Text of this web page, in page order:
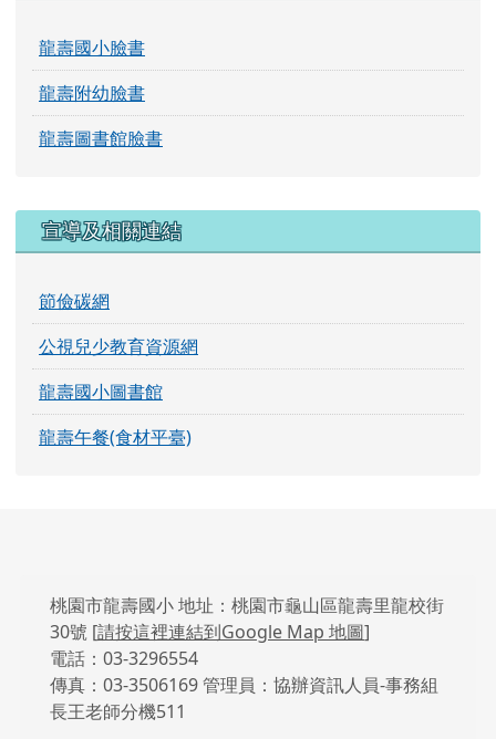
龍壽國小臉書
龍壽附幼臉書
龍壽圖書館臉書
宣導及相關連結
節儉碳網
公視兒少教育資源網
龍壽國小圖書館
龍壽午餐(食材平臺)
頁尾區域內容
桃園市龍壽國小 地址：桃園市龜山區龍壽里龍校街
30號 [請按這裡連結到Google Map 地圖]
電話：03-3296554
傳真：03-3506169 管理員：協辦資訊人員-事務組
長王老師分機511